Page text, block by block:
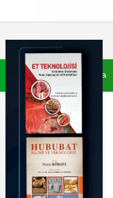
7 Ağustos 2026, Cuma